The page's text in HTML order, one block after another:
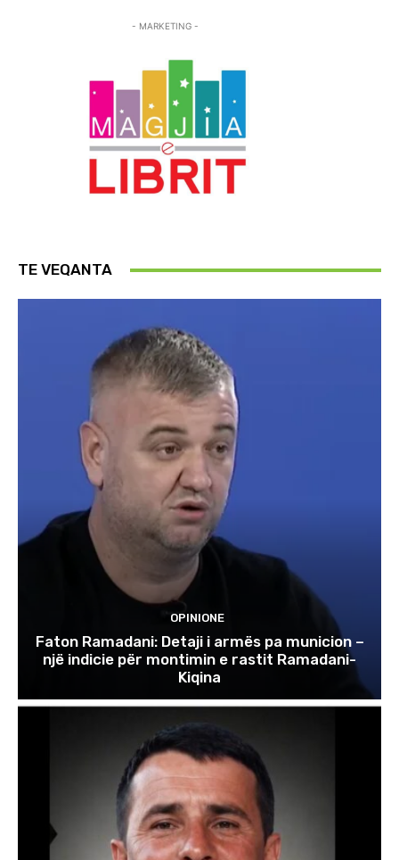
- MARKETING -
TE VEQANTA
OPINIONE
Faton Ramadani: Detaji i armës pa municion –
një indicie për montimin e rastit Ramadani-
Kiqina